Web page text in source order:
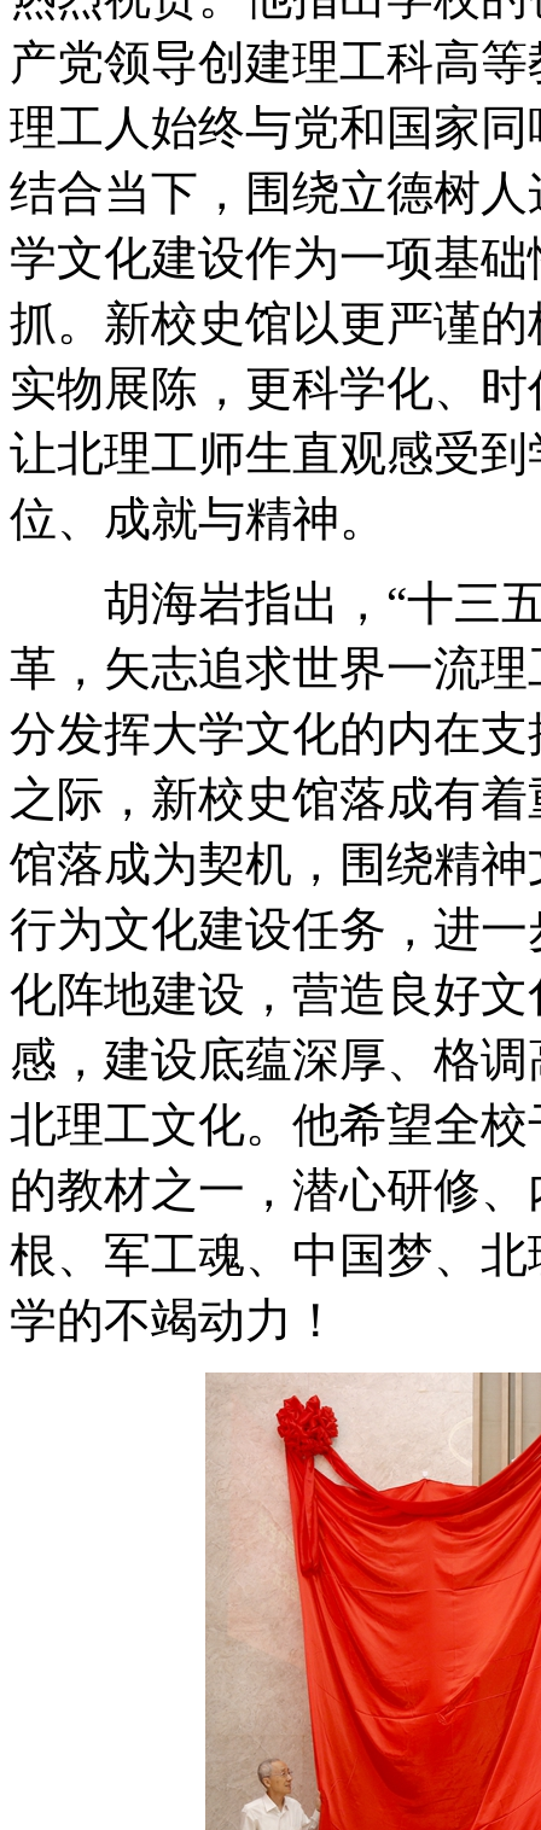
产党领导创建理工科高
理工人始终与党和国家
结合当下，围绕立德树
学文化建设作为一项基
抓。新校史馆以更严谨
实物展陈，更科学化、
让北理工师生直观感受
位、成就与精神。
胡海岩指出，“十三五
革，矢志追求世界一流
分发挥大学文化的内在
之际，新校史馆落成有
馆落成为契机，围绕精
行为文化建设任务，进
化阵地建设，营造良好
感，建设底蕴深厚、格
北理工文化。他希望全
的教材之一，潜心研修
根、军工魂、中国梦、
学的不竭动力！